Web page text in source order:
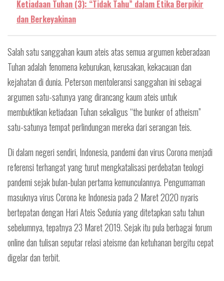
Ketiadaan Tuhan (3): “Tidak Tahu” dalam Etika Berpikir
dan Berkeyakinan
Salah satu sanggahan kaum ateis atas semua argumen keberadaan
Tuhan adalah fenomena keburukan, kerusakan, kekacauan dan
kejahatan di dunia. Peterson mentoleransi sanggahan ini sebagai
argumen satu-satunya yang dirancang kaum ateis untuk
membuktikan ketiadaan Tuhan sekaligus “the bunker of atheism”
satu-satunya tempat perlindungan mereka dari serangan teis.
Di dalam negeri sendiri, Indonesia, pandemi dan virus Corona menjadi
referensi terhangat yang turut mengkatalisasi perdebatan teologi
pandemi sejak bulan-bulan pertama kemunculannya. Pengumaman
masuknya virus Corona ke Indonesia pada 2 Maret 2020 nyaris
bertepatan dengan Hari Ateis Sedunia yang ditetapkan satu tahun
sebelumnya, tepatnya 23 Maret 2019. Sejak itu pula berbagai forum
online dan tulisan seputar relasi ateisme dan ketuhanan bergitu cepat
digelar dan terbit.